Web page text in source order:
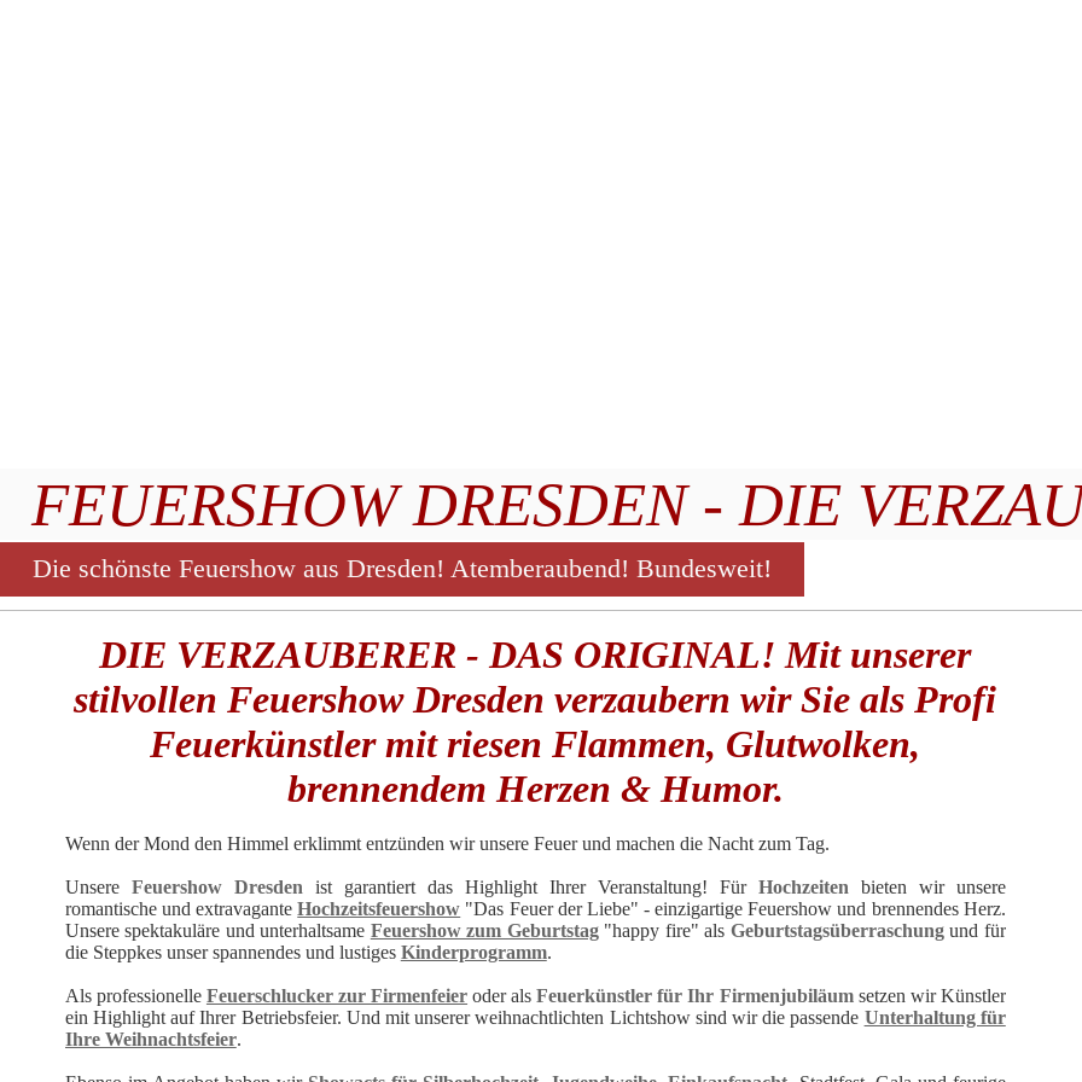
FEUERSHOW DRESDEN - DIE
Die schönste Feuershow aus Dresden! Atemberaubend! Bundesweit!
DIE VERZAUBERER - DAS ORIGINAL! Mit unserer
stilvollen Feuershow Dresden verzaubern wir Sie als Profi
Feuerkünstler mit riesen Flammen, Glutwolken,
brennendem Herzen & Humor.
Wenn der Mond den Himmel erklimmt entzünden wir unsere Feuer und machen die Nacht zum Tag.
Unsere Feuershow Dresden ist garantiert das Highlight Ihrer Veranstaltung! Für Hochzeiten bieten wir unsere
romantische und extravaganteHochzeitsfeuershow "Das Feuer der Liebe" - einzigartige Feuershow und brennendes Herz.
Unsere spektakuläre und unterhaltsame Feuershow zum Geburtstag"happy fire" als Geburtstagsüberraschungund für
die Steppkes unser spannendes und lustiges Kinderprogramm.
Als professionelle Feuerschlucker zur Firmenfeier oder alsFeuerkünstler für Ihr Firmenjubiläumsetzen wir Künstler
ein Highlight auf Ihrer Betriebsfeier. Und mit unserer weihnachtlichten Lichtshow sind wir die passende Unterhaltung für
Ihre Weihnachtsfeier.